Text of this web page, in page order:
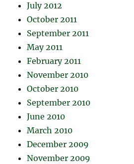
July 2012
October 2011
September 2011
May 2011
February 2011
November 2010
October 2010
September 2010
June 2010
March 2010
December 2009
November 2009